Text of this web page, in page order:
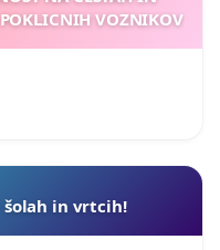
POKLICNIH VOZNIKOV
šolah in vrtcih!